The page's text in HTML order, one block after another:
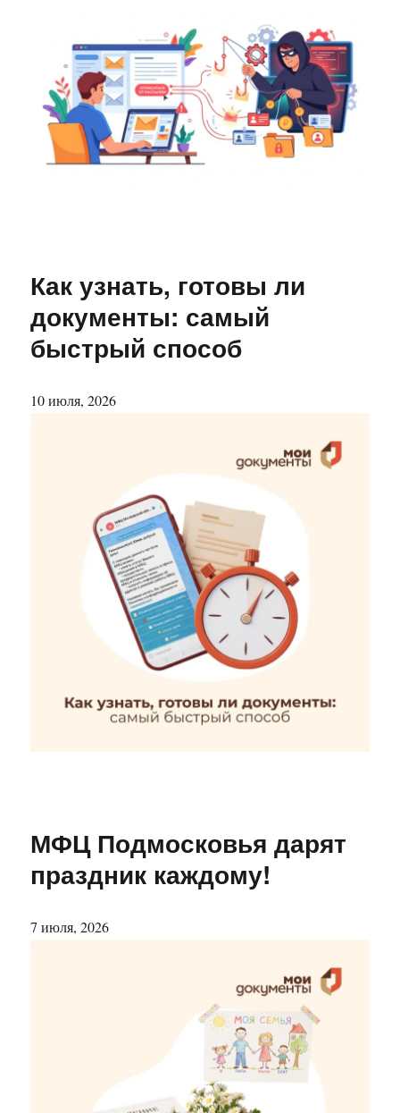
Как узнать, готовы ли
документы: самый
быстрый способ
10 июля, 2026
МФЦ Подмосковья дарят
праздник каждому!
7 июля, 2026